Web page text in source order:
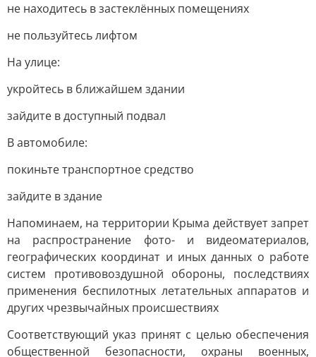
не находитесь в застеклённых помещениях
не пользуйтесь лифтом
На улице:
укройтесь в ближайшем здании
зайдите в доступный подвал
В автомобиле:
покиньте транспортное средство
зайдите в здание
Напоминаем, на территории Крыма действует запрет
на распространение фото- и видеоматериалов,
географических координат и иных данных о работе
систем противовоздушной обороны, последствиях
применения беспилотных летательных аппаратов и
других чрезвычайных происшествиях
Соответствующий указ принят с целью обеспечения
общественной безопасности, охраны военных,